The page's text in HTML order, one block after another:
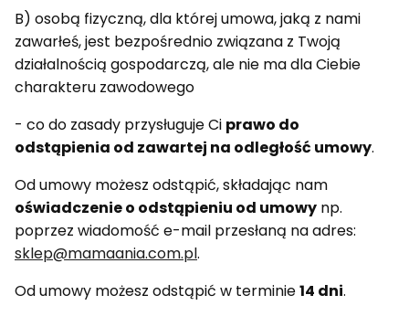
B) osobą fizyczną, dla której umowa, jaką z nami
zawarłeś, jest bezpośrednio związana z Twoją
działalnością gospodarczą, ale nie ma dla Ciebie
charakteru zawodowego
- co do zasady przysługuje Ci prawo do
odstąpienia od zawartej na odległość umowy.
Od umowy możesz odstąpić, składając nam
oświadczenie o odstąpieniu od umowy np.
poprzez wiadomość e-mail przesłaną na adres:
sklep@mamaania.com.pl.
Od umowy możesz odstąpić w terminie14 dni.